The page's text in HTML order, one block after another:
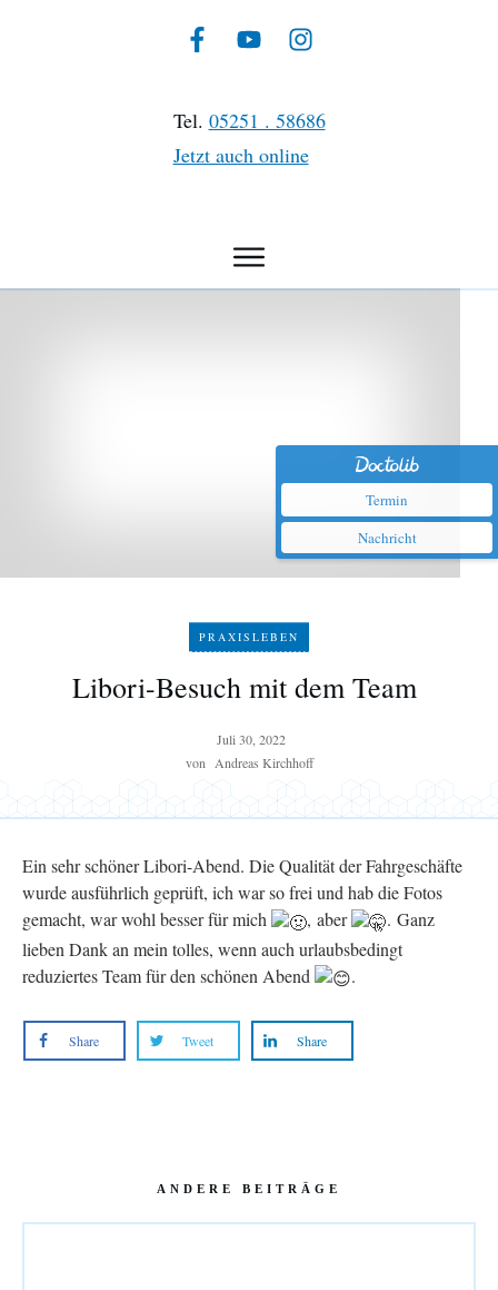
Termin
Nachricht
Tel. 05251 . 58686
Jetzt auch online
PRAXISLEBEN
Libori-Besuch mit dem Team
Juli 30, 2022
von Andreas Kirchhoff
Ein sehr schöner Libori-Abend. Die Qualität der Fahrgeschäfte
wurde ausführlich geprüft, ich war so frei und hab die Fotos
gemacht, war wohl besser für mich
, aber . Ganz
lieben Dank an mein tolles, wenn auch urlaubsbedingt
reduziertes Team für den schönen Abend
.
Share Tweet Share
ANDERE BEITRÄGE